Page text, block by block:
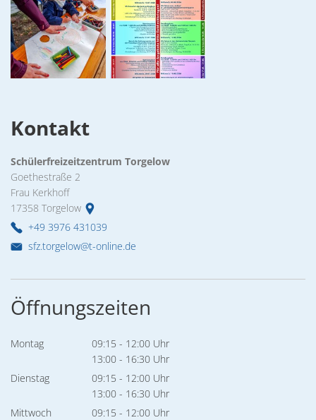
Kontakt
Schülerfreizeitzentrum Torgelow
Goethestraße 2
Frau Kerkhoff
17358 Torgelow
+49 3976 431039
sfz.torgelow@t-online.de
Öffnungszeiten
Montag 09:15 - 12:00 Uhr
Von 09:15 bis 12:00 Uhr
13:00 - 16:30 Uhr
Von 13:00 bis 16:30 Uhr
Dienstag 09:15 - 12:00 Uhr
Von 09:15 bis 12:00 Uhr
13:00 - 16:30 Uhr
Von 13:00 bis 16:30 Uhr
Mittwoch 09:15 - 12:00 Uhr